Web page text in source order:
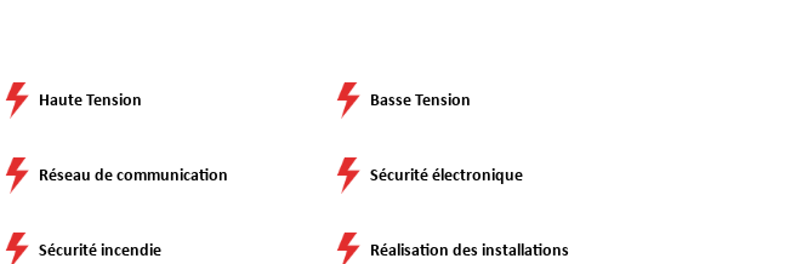
Haute Tension
Réseau de communication
Sécurité incendie
Basse Tension
Sécurité électronique
Réalisation des installations